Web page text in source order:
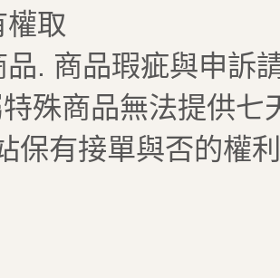
權取
品. 商品瑕疵與申訴
殊商品無法提供七
保有接單與否的權